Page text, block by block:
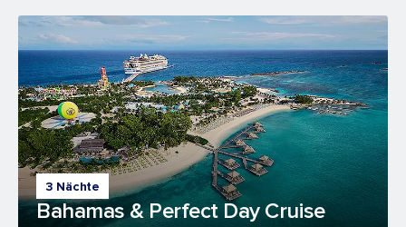
3 Nächte
Bahamas & Perfect Day Cruise